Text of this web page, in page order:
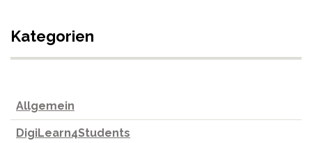
Kategorien
Allgemein
DigiLearn4Students